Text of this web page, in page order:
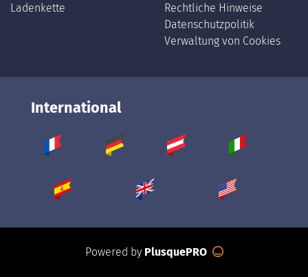
Ladenkette
Rechtliche Hinweise
Datenschutzpolitik
Verwaltung von Cookies
International
Powered by PlusquePRO